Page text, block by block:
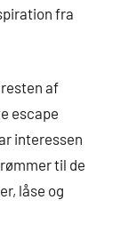
fra
af
escape
interessen
til de
låse og